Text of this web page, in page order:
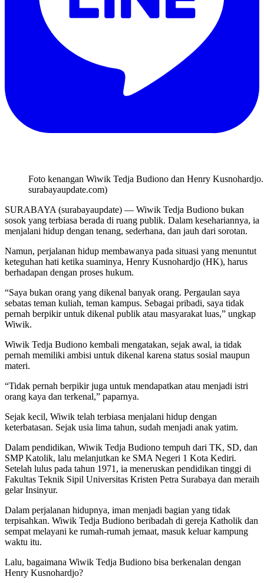
Foto kenangan Wiwik Tedja Budiono dan Henry
surabayaupdate.com)
SURABAYA (surabayaupdate) — Wiwik Tedja Budiono bukan
sosok yang terbiasa berada di ruang publik. Dalam kesehariannya, ia
menjalani hidup dengan tenang, sederhana, dan jauh dari sorotan.
Namun, perjalanan hidup membawanya pada situasi yang menuntut
keteguhan hati ketika suaminya, Henry Kusnohardjo (HK), harus
berhadapan dengan proses hukum.
“Saya bukan orang yang dikenal banyak orang. Pergaulan saya
sebatas teman kuliah, teman kampus. Sebagai pribadi, saya tidak
pernah berpikir untuk dikenal publik atau masyarakat luas,” ungkap
Wiwik.
Wiwik Tedja Budiono kembali mengatakan, sejak awal, ia tidak
pernah memiliki ambisi untuk dikenal karena status sosial maupun
materi.
“Tidak pernah berpikir juga untuk mendapatkan atau menjadi istri
orang kaya dan terkenal,” paparnya.
Sejak kecil, Wiwik telah terbiasa menjalani hidup dengan
keterbatasan. Sejak usia lima tahun, sudah menjadi anak yatim.
Dalam pendidikan, Wiwik Tedja Budiono tempuh dari TK, SD, dan
SMP Katolik, lalu melanjutkan ke SMA Negeri 1 Kota Kediri.
Setelah lulus pada tahun 1971, ia meneruskan pendidikan tinggi di
Fakultas Teknik Sipil Universitas Kristen Petra Surabaya dan meraih
gelar Insinyur.
Dalam perjalanan hidupnya, iman menjadi bagian yang tidak
terpisahkan. Wiwik Tedja Budiono beribadah di gereja Katholik dan
sempat melayani ke rumah-rumah jemaat, masuk keluar kampung
waktu itu.
Lalu, bagaimana Wiwik Tedja Budiono bisa berkenalan dengan
Henry Kusnohardjo?